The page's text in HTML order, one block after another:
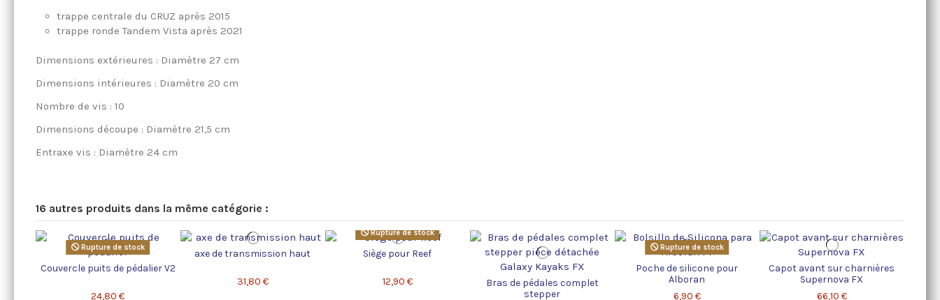
trappe centrale du CRUZ après 2015
trappe ronde Tandem Vista après 2021
Dimensions extérieures : Diamètre 27 cm
Dimensions intérieures : Diamètre 20 cm
Nombre de vis : 10
Dimensions découpe : Diamètre 21,5 cm
Entraxe vis : Diamètre 24 cm
16 autres produits dans la même catégorie :
Rupture de stock
Couvercle puits de pédalier V2
24,80 €
axe de transmission haut
31,80 €
Rupture de stock
Siège pour Reef
12,90 €
Bras de pédales complet
stepper
Rupture de stock
Poche de silicone pour
Alboran
6,90 €
Capot avant sur charnières
Supernova FX
66,10 €